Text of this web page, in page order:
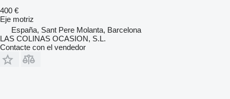
400 €
Eje motriz
España, Sant Pere Molanta, Barcelona
LAS COLINAS OCASION, S.L.
Contacte con el vendedor